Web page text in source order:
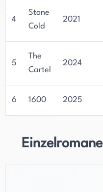
4
Stone
Cold
2021
5
The
Cartel
2024
6 1600 2025
Einzelromane